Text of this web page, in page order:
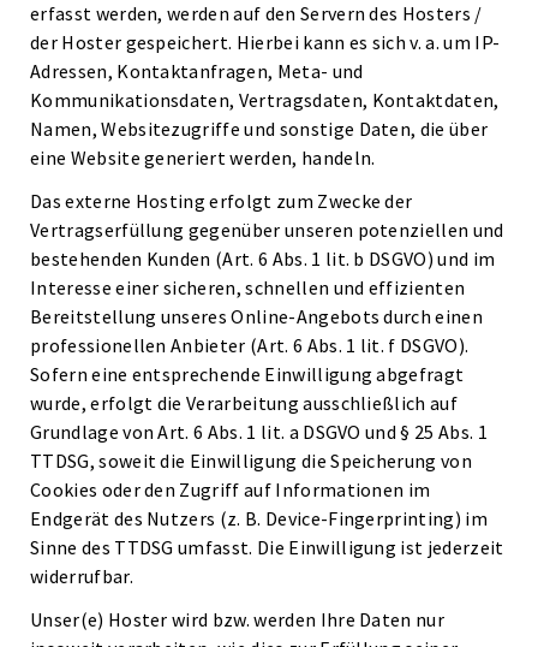
erfasst werden, werden auf den Servern des Hosters /
der Hoster gespeichert. Hierbei kann es sich v. a. um IP-
Adressen, Kontaktanfragen, Meta- und
Kommunikationsdaten, Vertragsdaten, Kontaktdaten,
Namen, Websitezugriffe und sonstige Daten, die über
eine Website generiert werden, handeln.
Das externe Hosting erfolgt zum Zwecke der
Vertragserfüllung gegenüber unseren potenziellen und
bestehenden Kunden (Art. 6 Abs. 1 lit. b DSGVO) und im
Interesse einer sicheren, schnellen und effizienten
Bereitstellung unseres Online-Angebots durch einen
professionellen Anbieter (Art. 6 Abs. 1 lit. f DSGVO).
Sofern eine entsprechende Einwilligung abgefragt
wurde, erfolgt die Verarbeitung ausschließlich auf
Grundlage von Art. 6 Abs. 1 lit. a DSGVO und § 25 Abs. 1
TTDSG, soweit die Einwilligung die Speicherung von
Cookies oder den Zugriff auf Informationen im
Endgerät des Nutzers (z. B. Device-Fingerprinting) im
Sinne des TTDSG umfasst. Die Einwilligung ist jederzeit
widerrufbar.
Unser(e) Hoster wird bzw. werden Ihre Daten nur